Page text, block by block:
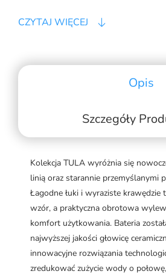
CZYTAJ WIĘCEJ
Opis
Szczegóły
Kolekcja TULA wyróżnia się
linią oraz starannie przemyślanymi
Łagodne łuki i wyraziste krawędzie
wzór, a praktyczna obrotowa
komfort użytkowania. Bateria
najwyższej jakości głowicę
innowacyjne rozwiązania
zredukować zużycie wody o